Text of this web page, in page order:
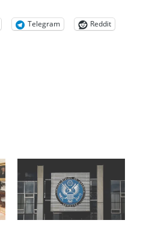
Telegram
Reddit